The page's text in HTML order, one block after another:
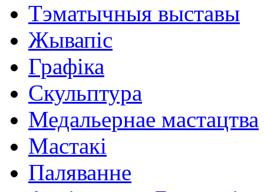
Тэматычныя выставы
Жывапіс
Графіка
Скульптура
Медальернае мастацтва
Мастакі
Паляванне